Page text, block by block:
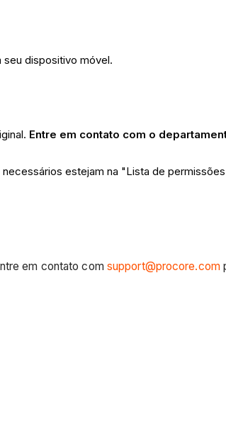
dispositivo móvel.
Entre em contato com o
estejam na "Lista de
em contato com support@procore.com